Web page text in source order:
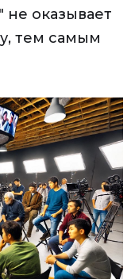
не оказывает
тем самым